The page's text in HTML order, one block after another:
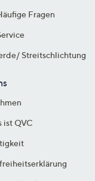
Fragen
Streitschlichtung
ist QVC